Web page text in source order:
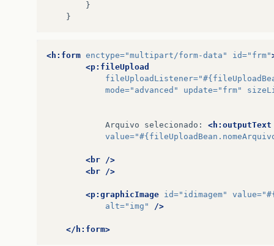
}
}
<h:form enctype="multipart/form-data" id="frm"
<p:fileUpload
fileUploadListener=
mode="advanced" update="frm"
Arquivo selecionado:
<h:outputText
value=
<br />
<br />
<p:graphicImage id="idimagem" value=
alt="img" />
</h:form>